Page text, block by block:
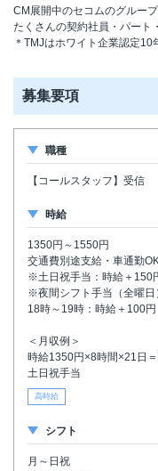
CM展開中のセコムのグループ
たくさんの契約社員・パート
＊TMJはホワイト企業認定10
募集要項
職種
【コールスタッフ】受信
時給
1350円～1550円
交通費別途支給・車通勤
※土日祝手当：時給＋150
※夜間シフト手当（全曜日
18時～19時：時給＋100円
＜月収例＞
時給1350円×8時間×21日
土日祝手当
高時給
シフト
月～日祝